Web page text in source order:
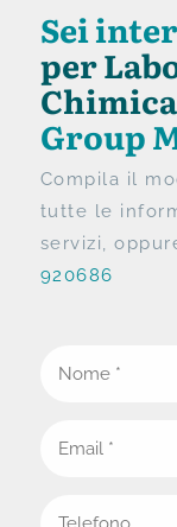
Sei
per
Group
Compila il
tutte le
servizi,
920686